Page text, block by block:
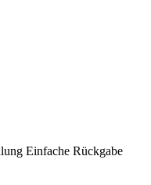
Einfache Rückgabe